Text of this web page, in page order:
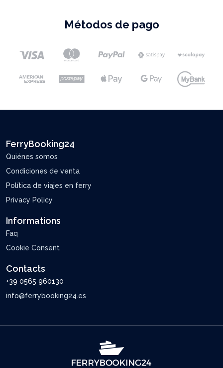
Métodos de pago
FerryBooking24
Quiénes somos
Condiciones de venta
Política de viajes en ferry
Privacy Policy
Informations
Faq
Cookie Consent
Contacts
+39 0565 960130
info@ferrybooking24.es